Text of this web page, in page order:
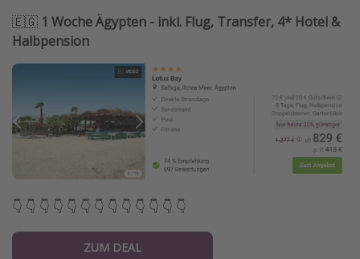
🇪🇬 1 Woche Ägypten - inkl. Flug, Transfer, 4* Hotel &
Halbpension
👇 👇 👇 👇 👇 👇 👇 👇 👇 👇 👇 👇 👇
ZUM DEAL